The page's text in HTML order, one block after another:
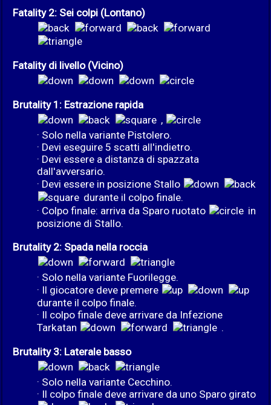
Fatality 2: Sei colpi (Lontano)
Fatality di livello (Vicino)
Brutality 1: Estrazione rapida
,
· Solo nella variante Pistolero.
· Devi eseguire 5 scatti all'indietro.
· Devi essere a distanza di spazzata
dall'avversario.
· Devi essere in posizione Stallo
durante il colpo finale.
· Colpo finale: arriva da Sparo ruotato
in
posizione di Stallo.
Brutality 2: Spada nella roccia
· Solo nella variante Fuorilegge.
· Il giocatore deve premere
durante il colpo finale.
· Il colpo finale deve arrivare da Infezione
Tarkatan
.
Brutality 3: Laterale basso
· Solo nella variante Cecchino.
· Il colpo finale deve arrivare da uno Sparo girato